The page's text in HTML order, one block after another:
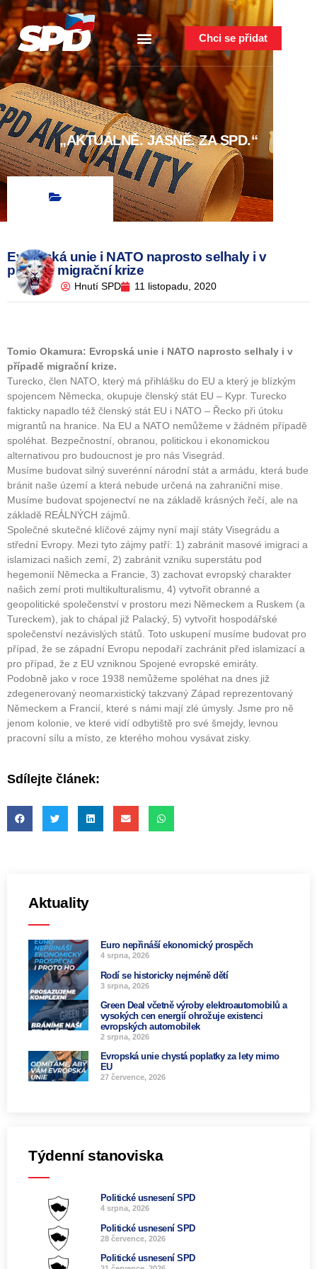
Chci se přidat
„AKTUÁLNĚ. JASNĚ. ZA SPD.“
Evropská unie i NATO naprosto selhaly i v
případě migrační krize
Hnutí SPD 11 listopadu, 2020
Tomio Okamura: Evropská unie i NATO naprosto selhaly i v
případě migrační krize.
Turecko, člen NATO, který má přihlášku do EU a který je blízkým
spojencem Německa, okupuje členský stát EU – Kypr. Turecko
fakticky napadlo též členský stát EU i NATO – Řecko při útoku
migrantů na hranice. Na EU a NATO nemůžeme v žádném případě
spoléhat. Bezpečnostní, obranou, politickou i ekonomickou
alternativou pro budoucnost je pro nás Visegrád.
Musíme budovat silný suverénní národní stát a armádu, která bude
bránit naše území a která nebude určená na zahraniční mise.
Musíme budovat spojenectví ne na základě krásných řečí, ale na
základě REÁLNÝCH zájmů.
Společné skutečné klíčové zájmy nyní mají státy Visegrádu a
střední Evropy. Mezi tyto zájmy patří: 1) zabránit masové imigraci a
islamizaci našich zemí, 2) zabránit vzniku superstátu pod
hegemonií Německa a Francie, 3) zachovat evropský charakter
našich zemí proti multikulturalismu, 4) vytvořit obranné a
geopolitické společenství v prostoru mezi Německem a Ruskem (a
Tureckem), jak to chápal již Palacký, 5) vytvořit hospodářské
společenství nezávislých států. Toto uskupení musíme budovat pro
případ, že se západní Evropu nepodaří zachránit před islamizací a
pro případ, že z EU vzniknou Spojené evropské emiráty.
Podobně jako v roce 1938 nemůžeme spoléhat na dnes již
zdegenerovaný neomarxistický takzvaný Západ reprezentovaný
Německem a Francií, které s námi mají zlé úmysly. Jsme pro ně
jenom kolonie, ve které vidí odbytiště pro své šmejdy, levnou
pracovní sílu a místo, ze kterého mohou vysávat zisky.
Sdílejte článek:
Aktuality
Euro nepřináší ekonomický prospěch
4 srpna, 2026
Rodí se historicky nejméně dětí
3 srpna, 2026
Green Deal včetně výroby elektroautomobilů a
vysokých cen energií ohrožuje existenci
evropských automobilek
2 srpna, 2026
Evropská unie chystá poplatky za lety mimo
EU
27 července, 2026
Týdenní stanoviska
Politické usnesení SPD
4 srpna, 2026
Politické usnesení SPD
28 července, 2026
Politické usnesení SPD